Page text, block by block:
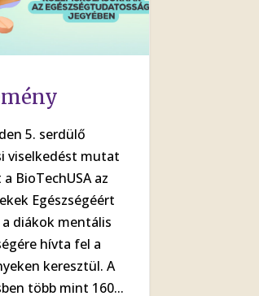
5. serdülő
viselkedést mutat
BioTechUSA az
Egészségéért
diákok mentális
hívta fel a
keresztül. A
több mint 160...